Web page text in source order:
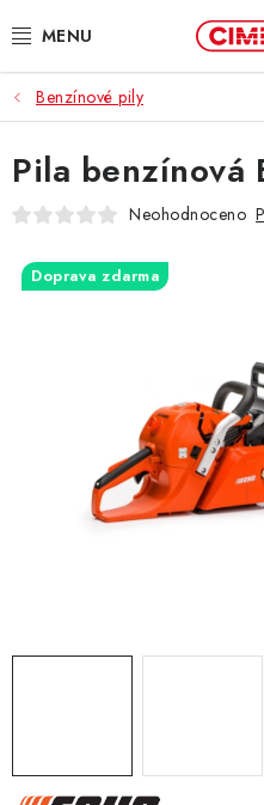
na
ZAHRADA, LES
DÍLNA, STAVBA
MILWAUKEE
ELEKTROMOBILITA
Benzínové pily
Pila benzínová
Neohodnoceno
Doprava zdarma